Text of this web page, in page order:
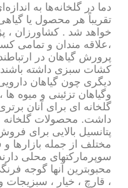
دما در گلخانه‌ها به
تقریباً هر محصول یا
خواهد شد . کشاورزان ،
،علاقه مندان و تمامی
پرورش گیاهان در
کشات سبزی داشته باشند
دیگری چون گیاهان
وگیاهان تزئینی و میوه
گلخانه ای برای آنان
داشت. محصولات گلخانه
پتانسیل بالایی برای
مختلف از جمله بازارها
سوپرمارکتهای محلی
محبوبترین آنها گوجه
، قارچ ، خیار ،